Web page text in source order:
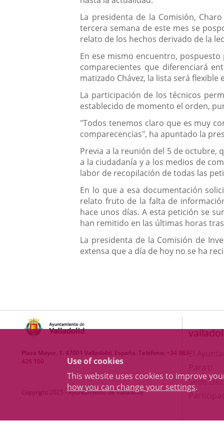
Use of cookies
This website uses cookies to improve
how you can change your settings.
La presidenta de la Comisión,
tercera semana de este mes se
relato de los hechos derivado de la
En ese mismo encuentro,
comparecientes que diferenciará
matizado Chávez, la lista será
La participación de los técnicos
establecido de momento el orden,
"Todos tenemos claro que es muy
comparecencias", ha apuntado la
Previa a la reunión del 5 de octubre,
a la ciudadanía y a los medios de
labor de recopilación de todas las
En lo que a esa documentación
relato fruto de la falta de
hace unos días. A esta petición se
han remitido en las últimas horas
La presidenta de la Comisión de
extensa que a día de hoy no se ha
Plaza Mayor, 1. 47001 Valladolid, España. Teléfono: +34 983
426 100
Copyright 2025 - Ayuntamiento de Valladolid
Sede